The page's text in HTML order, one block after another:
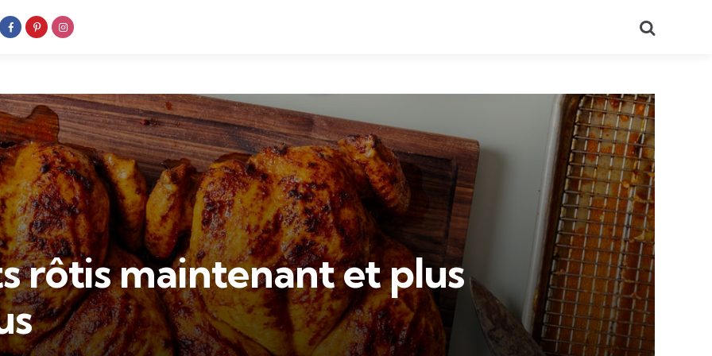
rôtis maintenant et plus